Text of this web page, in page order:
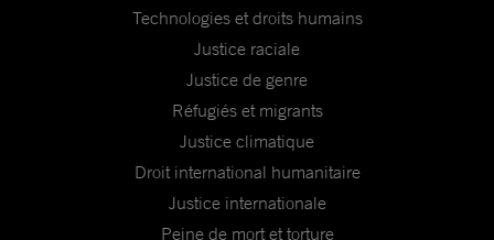
Technologies et droits humains
Justice raciale
Justice de genre
Réfugiés et migrants
Justice climatique
Droit international humanitaire
Justice internationale
Peine de mort et torture